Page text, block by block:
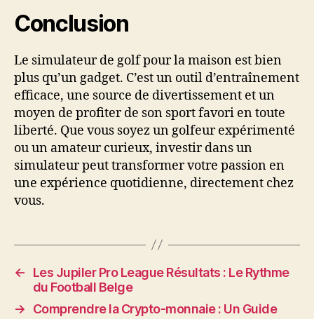
Conclusion
Le simulateur de golf pour la maison est bien
plus qu’un gadget. C’est un outil d’entraînement
efficace, une source de divertissement et un
moyen de profiter de son sport favori en toute
liberté. Que vous soyez un golfeur expérimenté
ou un amateur curieux, investir dans un
simulateur peut transformer votre passion en
une expérience quotidienne, directement chez
vous.
←
Les Jupiler Pro League Résultats : Le Rythme
du Football Belge
→
Comprendre la Crypto-monnaie : Un Guide